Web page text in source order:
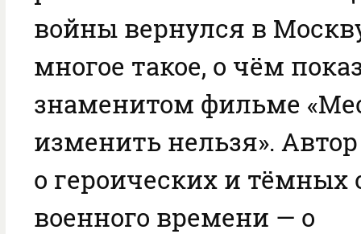
войны вернулся в
многое такое, о чём
знаменитом фильме
изменить нельзя».
о героических и тёмных
военного времени — о